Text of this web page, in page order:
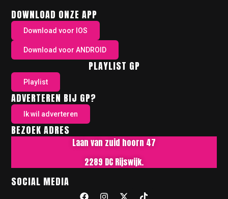
DOWNLOAD ONZE APP
Download voor IOS
Download voor ANDROID
PLAYLIST GP
Playlist
ADVERTEREN BIJ GP?
Ik wil adverteren
BEZOEK ADRES
Laan van zuid hoorn 47
2289 DC Rijswijk.
SOCIAL MEDIA